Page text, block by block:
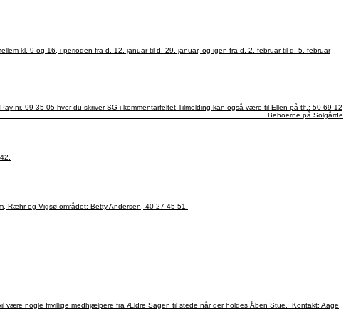
25 34 42.
syge eller døende, der ellers er alene. Vi kan også aflaste pårørende, der våger. Thisted: Vågetelefonen, 42 19 00 07, døgnet rundt. Hanstholm, Ræhr og Vigsø området: Betty Andersen, 40 27 45 51.